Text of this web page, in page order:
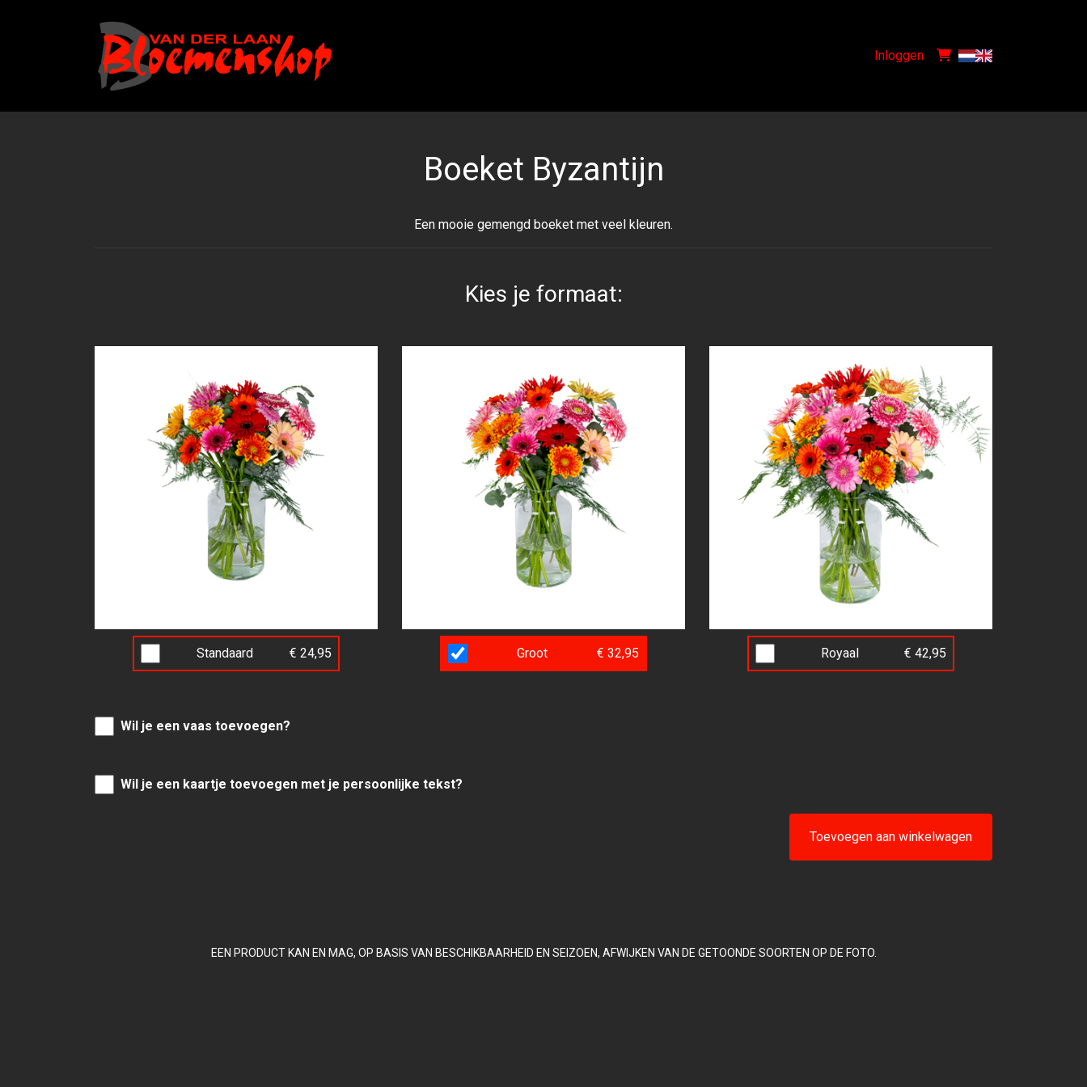
Inloggen
Boeket Byzantijn
Een mooie gemengd boeket met veel kleuren.
Kies je formaat:
Standaard € 24,95 Groot € 32,95 Royaal € 42,95
Wil je een vaas toevoegen?
Wil je een kaartje toevoegen met je persoonlijke tekst?
Toevoegen aan winkelwagen
EEN PRODUCT KAN EN MAG, OP BASIS VAN BESCHIKBAARHEID EN SEIZOEN, AFWIJKEN VAN DE GETOONDE SOORTEN OP DE FOTO.